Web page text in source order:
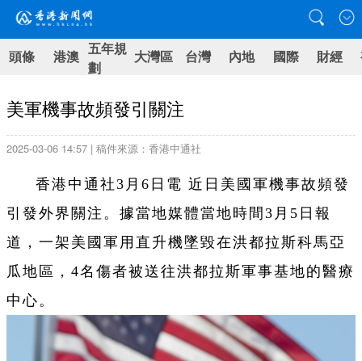
頭條 港澳 五年規
劃
大灣區 台灣 內地 國際 財經
美軍機事故頻發引關注
2025-03-06 14:57 | 稿件來源：香港中通社
香港中通社3月6日電 近日美國軍機事故頻發
引發外界關注。據當地媒體當地時間3月5日報
道，一架美國軍用直升機墜毀在洪都拉斯科馬亞
瓜地區，4名傷者被送往洪都拉斯軍事基地的醫療
中心。